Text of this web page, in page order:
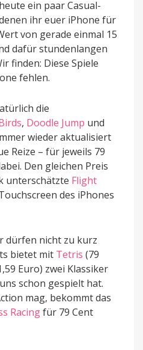
ein paar Casual-
ihr euer iPhone für
von gerade einmal 15
dafür stundenlangen
finden: Diese Spiele
fehlen.
die
, Doodle Jump und
wieder aktualisiert
Reize – für jeweils 79
Den gleichen Preis
unterschätzte Flight
des iPhones
dürfen nicht zu kurz
bietet mit Tetris (79
Euro) zwei Klassiker
schon gespielt hat.
mag, bekommt das
Racingfür 79 Cent